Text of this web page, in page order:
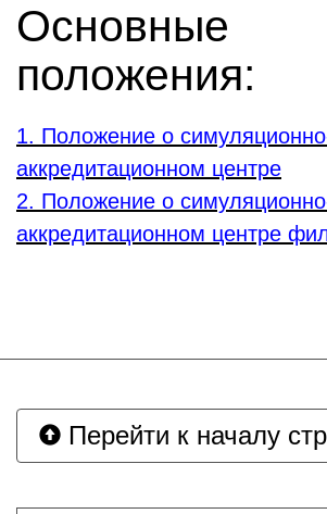
Основные
положения:
1. Положение о
аккредитационном центре
2. Положение о
аккредитационном центре
Перейти к началу